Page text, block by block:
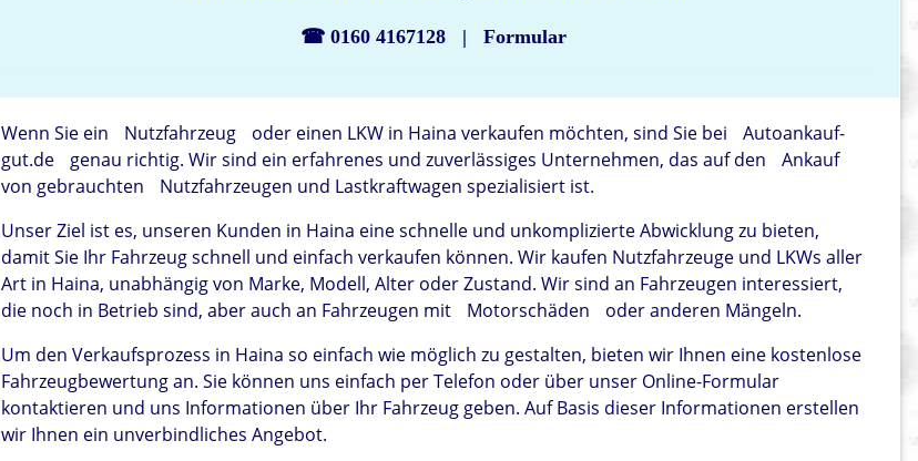
☎ 0160 4167128 | Formular
Wenn Sie ein Nutzfahrzeug oder einen LKW in Haina verkaufen möchten, sind Sie bei
Autoankauf-
gut.de
genau richtig. Wir sind ein erfahrenes und zuverlässiges Unternehmen, das auf den
Ankauf
von gebrauchten
Nutzfahrzeugen und Lastkraftwagen spezialisiert ist.
Unser Ziel ist es, unseren Kunden in Haina eine schnelle und unkomplizierte Abwicklung zu bieten,
damit Sie Ihr Fahrzeug schnell und einfach verkaufen können. Wir kaufen Nutzfahrzeuge und LKWs aller
Art in Haina, unabhängig von Marke, Modell, Alter oder Zustand. Wir sind an Fahrzeugen interessiert,
die noch in Betrieb sind, aber auch an Fahrzeugen mit
Motorschäden
oder anderen Mängeln.
Um den Verkaufsprozess in Haina so einfach wie möglich zu gestalten, bieten wir Ihnen eine kostenlose
Fahrzeugbewertung an. Sie können uns einfach per Telefon oder über unser Online-Formular
kontaktieren und uns Informationen über Ihr Fahrzeug geben. Auf Basis dieser Informationen erstellen
wir Ihnen ein unverbindliches Angebot.